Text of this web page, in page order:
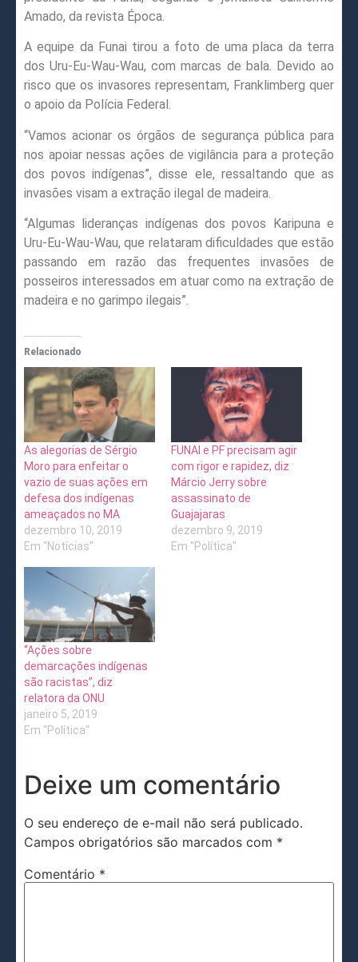
Amado, da revista Época.
A equipe da Funai tirou a foto de uma placa da terra
dos Uru-Eu-Wau-Wau, com marcas de bala. Devido ao
risco que os invasores representam, Franklimberg quer
o apoio da Polícia Federal.
“Vamos acionar os órgãos de segurança pública para
nos apoiar nessas ações de vigilância para a proteção
dos povos indígenas”, disse ele, ressaltando que as
invasões visam a extração ilegal de madeira.
“Algumas lideranças indígenas dos povos Karipuna e
Uru-Eu-Wau-Wau, que relataram dificuldades que estão
passando em razão das frequentes invasões de
posseiros interessados em atuar como na extração de
madeira e no garimpo ilegais”.
Relacionado
As alegorias de Sérgio
Moro para enfeitar o
vazio de suas ações em
defesa dos indígenas
ameaçados no MA
dezembro 10, 2019
Em "Notícias"
FUNAI e PF precisam agir
com rigor e rapidez, diz
Márcio Jerry sobre
assassinato de
Guajajaras
dezembro 9, 2019
Em "Política"
“Ações sobre
demarcações indígenas
são racistas”, diz
relatora da ONU
janeiro 5, 2019
Em "Política"
Deixe um comentário
O seu endereço de e-mail não será publicado.
Campos obrigatórios são marcados com *
Comentário *